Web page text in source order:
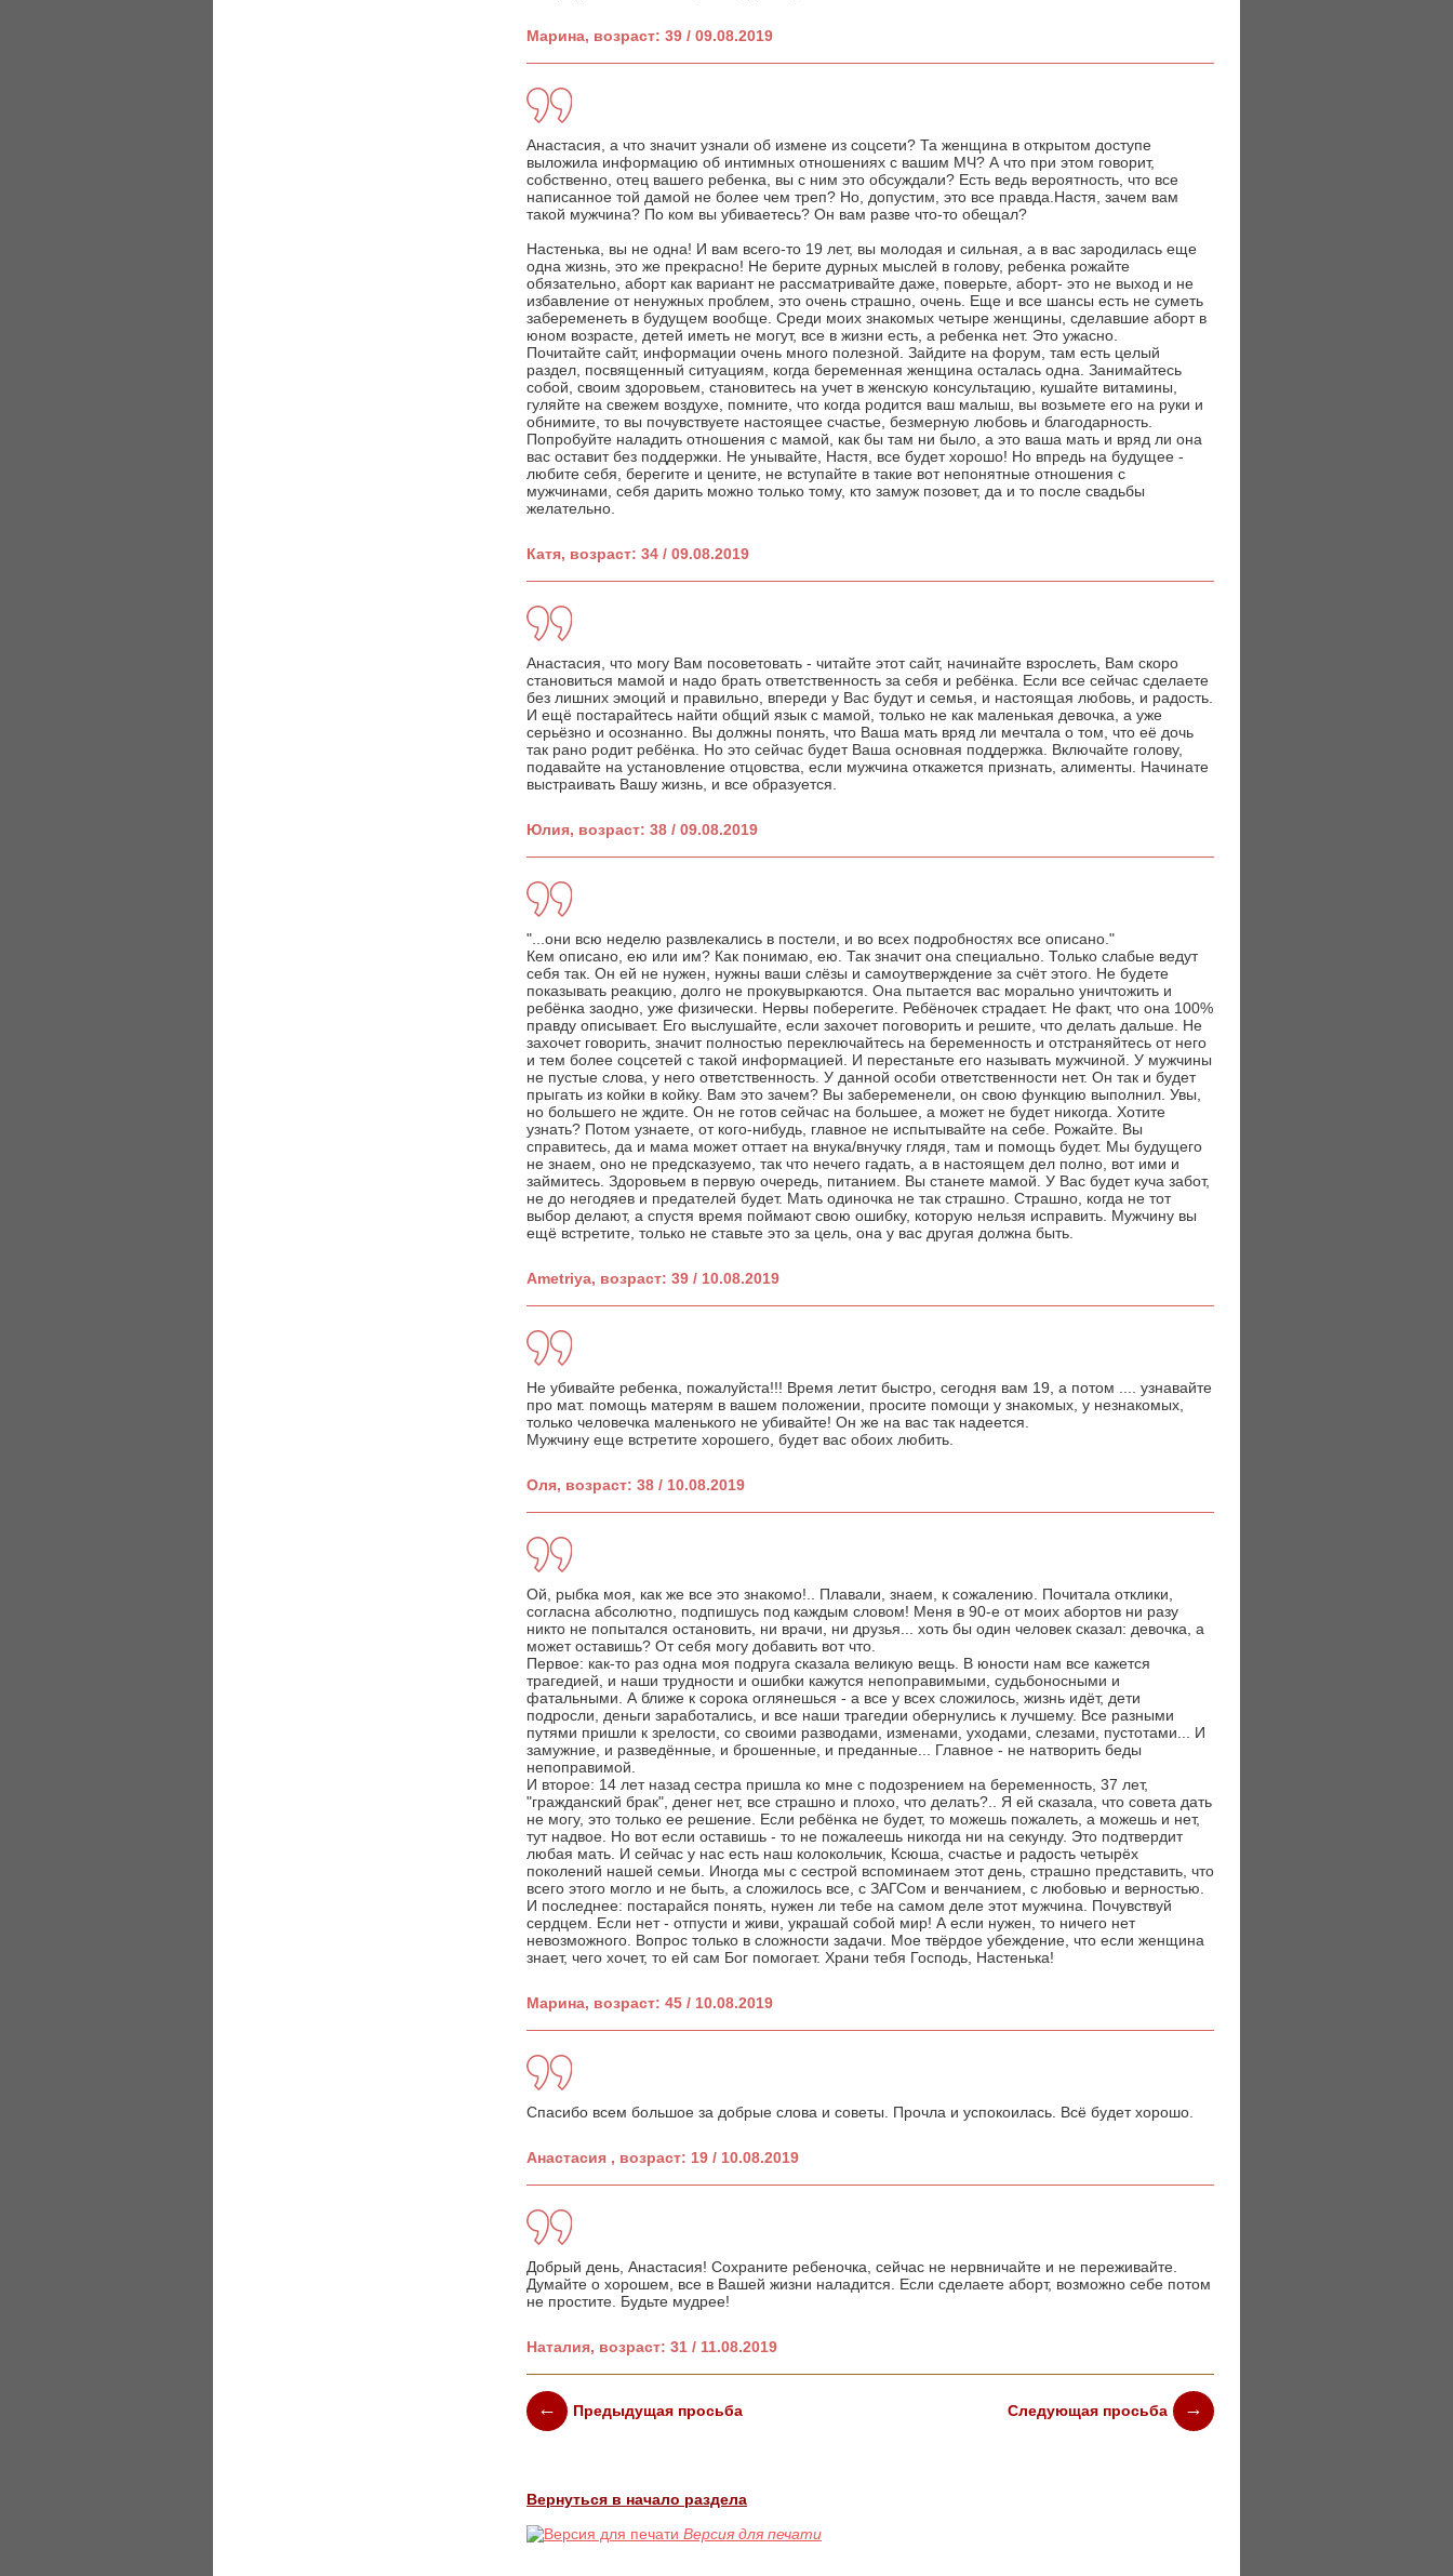
Марина, возраст: 39 / 09.08.2019
Анастасия, а что значит узнали об измене из соцсети? Та женщина в открытом доступе
выложила информацию об интимных отношениях с вашим МЧ? А что при этом говорит,
собственно, отец вашего ребенка, вы с ним это обсуждали? Есть ведь вероятность, что все
написанное той дамой не более чем треп? Но, допустим, это все правда.Настя, зачем вам
такой мужчина? По ком вы убиваетесь? Он вам разве что-то обещал?
Настенька, вы не одна! И вам всего-то 19 лет, вы молодая и сильная, а в вас зародилась еще
одна жизнь, это же прекрасно! Не берите дурных мыслей в голову, ребенка рожайте
обязательно, аборт как вариант не рассматривайте даже, поверьте, аборт- это не выход и не
избавление от ненужных проблем, это очень страшно, очень. Еще и все шансы есть не суметь
забеременеть в будущем вообще. Среди моих знакомых четыре женщины, сделавшие аборт в
юном возрасте, детей иметь не могут, все в жизни есть, а ребенка нет. Это ужасно.
Почитайте сайт, информации очень много полезной. Зайдите на форум, там есть целый
раздел, посвященный ситуациям, когда беременная женщина осталась одна. Занимайтесь
собой, своим здоровьем, становитесь на учет в женскую консультацию, кушайте витамины,
гуляйте на свежем воздухе, помните, что когда родится ваш малыш, вы возьмете его на руки и
обнимите, то вы почувствуете настоящее счастье, безмерную любовь и благодарность.
Попробуйте наладить отношения с мамой, как бы там ни было, а это ваша мать и вряд ли она
вас оставит без поддержки. Не унывайте, Настя, все будет хорошо! Но впредь на будущее -
любите себя, берегите и цените, не вступайте в такие вот непонятные отношения с
мужчинами, себя дарить можно только тому, кто замуж позовет, да и то после свадьбы
желательно.
Катя, возраст: 34 / 09.08.2019
Анастасия, что могу Вам посоветовать - читайте этот сайт, начинайте взрослеть, Вам скоро
становиться мамой и надо брать ответственность за себя и ребёнка. Если все сейчас сделаете
без лишних эмоций и правильно, впереди у Вас будут и семья, и настоящая любовь, и радость.
И ещё постарайтесь найти общий язык с мамой, только не как маленькая девочка, а уже
серьёзно и осознанно. Вы должны понять, что Ваша мать вряд ли мечтала о том, что её дочь
так рано родит ребёнка. Но это сейчас будет Ваша основная поддержка. Включайте голову,
подавайте на установление отцовства, если мужчина откажется признать, алименты. Начинате
выстраивать Вашу жизнь, и все образуется.
Юлия, возраст: 38 / 09.08.2019
"...они всю неделю развлекались в постели, и во всех подробностях все описано."
Кем описано, ею или им? Как понимаю, ею. Так значит она специально. Только слабые ведут
себя так. Он ей не нужен, нужны ваши слёзы и самоутверждение за счёт этого. Не будете
показывать реакцию, долго не прокувыркаются. Она пытается вас морально уничтожить и
ребёнка заодно, уже физически. Нервы поберегите. Ребёночек страдает. Не факт, что она 100%
правду описывает. Его выслушайте, если захочет поговорить и решите, что делать дальше. Не
захочет говорить, значит полностью переключайтесь на беременность и отстраняйтесь от него
и тем более соцсетей с такой информацией. И перестаньте его называть мужчиной. У мужчины
не пустые слова, у него ответственность. У данной особи ответственности нет. Он так и будет
прыгать из койки в койку. Вам это зачем? Вы забеременели, он свою функцию выполнил. Увы,
но большего не ждите. Он не готов сейчас на большее, а может не будет никогда. Хотите
узнать? Потом узнаете, от кого-нибудь, главное не испытывайте на себе. Рожайте. Вы
справитесь, да и мама может оттает на внука/внучку глядя, там и помощь будет. Мы будущего
не знаем, оно не предсказуемо, так что нечего гадать, а в настоящем дел полно, вот ими и
займитесь. Здоровьем в первую очередь, питанием. Вы станете мамой. У Вас будет куча забот,
не до негодяев и предателей будет. Мать одиночка не так страшно. Страшно, когда не тот
выбор делают, а спустя время поймают свою ошибку, которую нельзя исправить. Мужчину вы
ещё встретите, только не ставьте это за цель, она у вас другая должна быть.
Ametriya, возраст: 39 / 10.08.2019
Не убивайте ребенка, пожалуйста!!! Время летит быстро, сегодня вам 19, а потом .... узнавайте
про мат. помощь матерям в вашем положении, просите помощи у знакомых, у незнакомых,
только человечка маленького не убивайте! Он же на вас так надеется.
Мужчину еще встретите хорошего, будет вас обоих любить.
Оля, возраст: 38 / 10.08.2019
Ой, рыбка моя, как же все это знакомо!.. Плавали, знаем, к сожалению. Почитала отклики,
согласна абсолютно, подпишусь под каждым словом! Меня в 90-е от моих абортов ни разу
никто не попытался остановить, ни врачи, ни друзья... хоть бы один человек сказал: девочка, а
может оставишь? От себя могу добавить вот что.
Первое: как-то раз одна моя подруга сказала великую вещь. В юности нам все кажется
трагедией, и наши трудности и ошибки кажутся непоправимыми, судьбоносными и
фатальными. А ближе к сорока оглянешься - а все у всех сложилось, жизнь идёт, дети
подросли, деньги заработались, и все наши трагедии обернулись к лучшему. Все разными
путями пришли к зрелости, со своими разводами, изменами, уходами, слезами, пустотами... И
замужние, и разведённые, и брошенные, и преданные... Главное - не натворить беды
непоправимой.
И второе: 14 лет назад сестра пришла ко мне с подозрением на беременность, 37 лет,
"гражданский брак", денег нет, все страшно и плохо, что делать?.. Я ей сказала, что совета дать
не могу, это только ее решение. Если ребёнка не будет, то можешь пожалеть, а можешь и нет,
тут надвое. Но вот если оставишь - то не пожалеешь никогда ни на секунду. Это подтвердит
любая мать. И сейчас у нас есть наш колокольчик, Ксюша, счастье и радость четырёх
поколений нашей семьи. Иногда мы с сестрой вспоминаем этот день, страшно представить, что
всего этого могло и не быть, а сложилось все, с ЗАГСом и венчанием, с любовью и верностью.
И последнее: постарайся понять, нужен ли тебе на самом деле этот мужчина. Почувствуй
сердцем. Если нет - отпусти и живи, украшай собой мир! А если нужен, то ничего нет
невозможного. Вопрос только в сложности задачи. Мое твёрдое убеждение, что если женщина
знает, чего хочет, то ей сам Бог помогает. Храни тебя Господь, Настенька!
Марина, возраст: 45 / 10.08.2019
Спасибо всем большое за добрые слова и советы. Прочла и успокоилась. Всё будет хорошо.
Анастасия , возраст: 19 / 10.08.2019
Добрый день, Анастасия! Сохраните ребеночка, сейчас не нервничайте и не переживайте.
Думайте о хорошем, все в Вашей жизни наладится. Если сделаете аборт, возможно себе потом
не простите. Будьте мудрее!
Наталия, возраст: 31 / 11.08.2019
Предыдущая просьба Следующая просьба
Вернуться в начало раздела
Версия для печати